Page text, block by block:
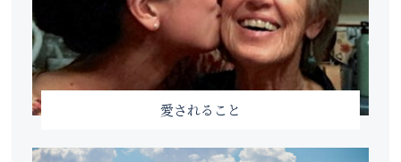
愛されること